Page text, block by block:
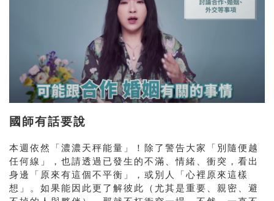
國師有話要說
本週依然「濃濃天秤能量」！除了警告大家「別隨便越
任何線」，也請透過已發生的不滿、情緒、衝突，看出
身邊「原來有這個不平衡」，或別人「心裡原來這樣
想」。如果能因此更了解彼此（尤其是重要、親密、避